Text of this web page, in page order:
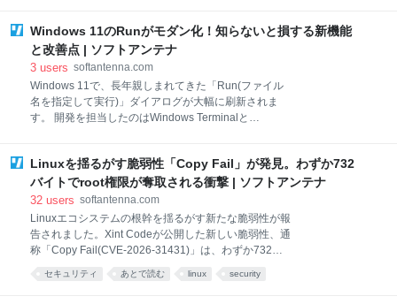
速することになります。 同社はSMS認証について「詐
欺の主要因であり、脆弱性が多い」と指摘し、より安
全でシームレスな認証方式へ移行する必要性を強調し
ています。 なぜSMS認証をやめるのか Microsoftが
SMSによる認証を廃止する理由は明確で、以下のよう
な問題が背景にあるからです。 SIMスワップ攻撃が容
のリスクを避けるため、より強固な認証方式であるパ
スキーや認証アプリへ移行するのは自然な流れと言え
ます。 パスキ
Windows 11のRunがモダン化！知らないと損する新機能
と改善点 | ソフトアンテナ
3 users softantenna.com
Windows 11で、長年親しまれてきた「Run(ファイル
名を指定して実行)」ダイアログが大幅に刷新されま
す。 開発を担当したのはWindows Terminalと
構築したと説明しています。見た目はよりシンプル
に、動作はこれまで以上に軽快になり、日常的にWin
+ Rを使うユーザーにとって嬉しい進化が詰まってい
ます。 モダンデザインと高速化の両立 新しいRunダイ
アログは、Windows 11のFluent Designに合わせた外
観へと刷新され、ダークモードにも対応しました。 内
高速起動を実現。表示までの中央値は94msと、従来の
Linuxを揺るがす脆弱性「Copy Fail」が発見。わずか732
バイトでroot権限が奪取される衝撃 | ソフトアンテナ
32 users softantenna.com
Linuxエコシステムの根幹を揺るがす新たな脆弱性が報
告されました。Xint Codeが公開した新しい脆弱性、通
称「Copy Fail(CVE-2026-31431)」は、わずか732バ
イトの短いPythonスクリプトを実行するだけで、一般
ユーザーが最高権限(root)を奪取できるという衝撃の内
セキュリティ あとで読む linux security